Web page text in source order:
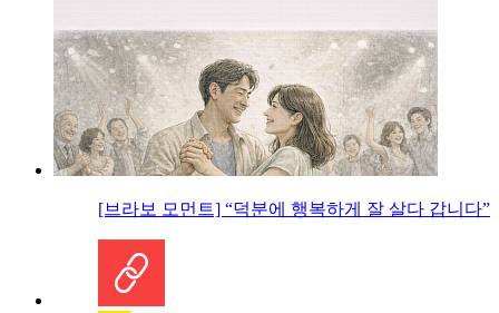
[브라보 모먼트] “덕분에 행복하게 잘 살다 갑니다”